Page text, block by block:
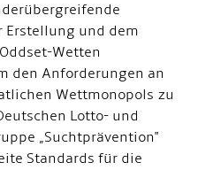
Erstellung und dem
Wetten
den Anforderungen an
Wettmonopols zu
Lotto- und
„Suchtprävention"
Standards für die